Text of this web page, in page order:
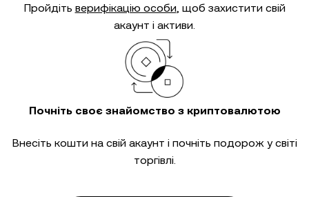
Пройдіть верифікацію особи, щоб захистити свій
акаунт і активи.
Почніть своє знайомство з криптовалютою
Внесіть кошти на свій акаунт і почніть подорож у світі
торгівлі.